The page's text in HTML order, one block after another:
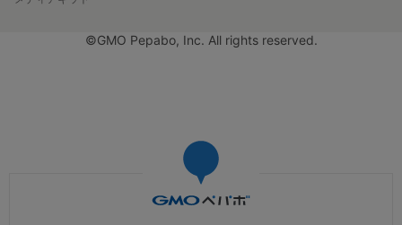
©GMO Pepabo, Inc. All rights reserved.